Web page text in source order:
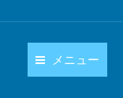
メニュー